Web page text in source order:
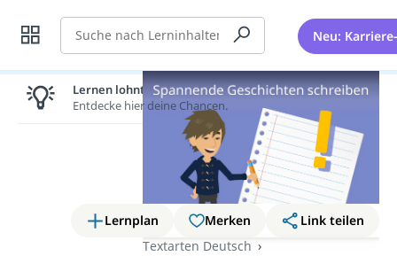
Suche Neu:
Lernplan Merken
Link teilen
Textarten Deutsch
Lernen lohnt sich!
Entdecke hier deine Chancen.